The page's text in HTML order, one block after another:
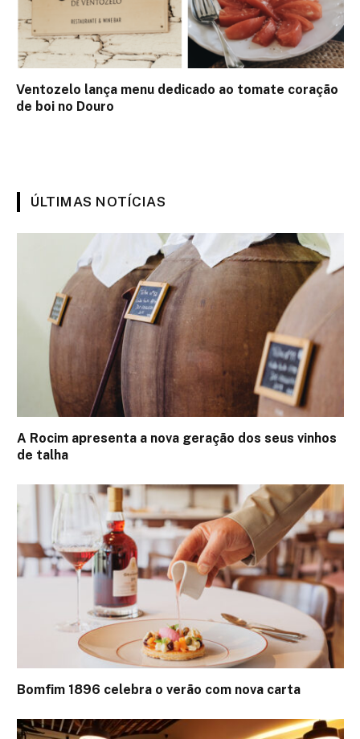
Ventozelo lança menu dedicado ao tomate coração
de boi no Douro
ÚLTIMAS NOTÍCIAS
A Rocim apresenta a nova geração dos seus vinhos
de talha
Bomfim 1896 celebra o verão com nova carta